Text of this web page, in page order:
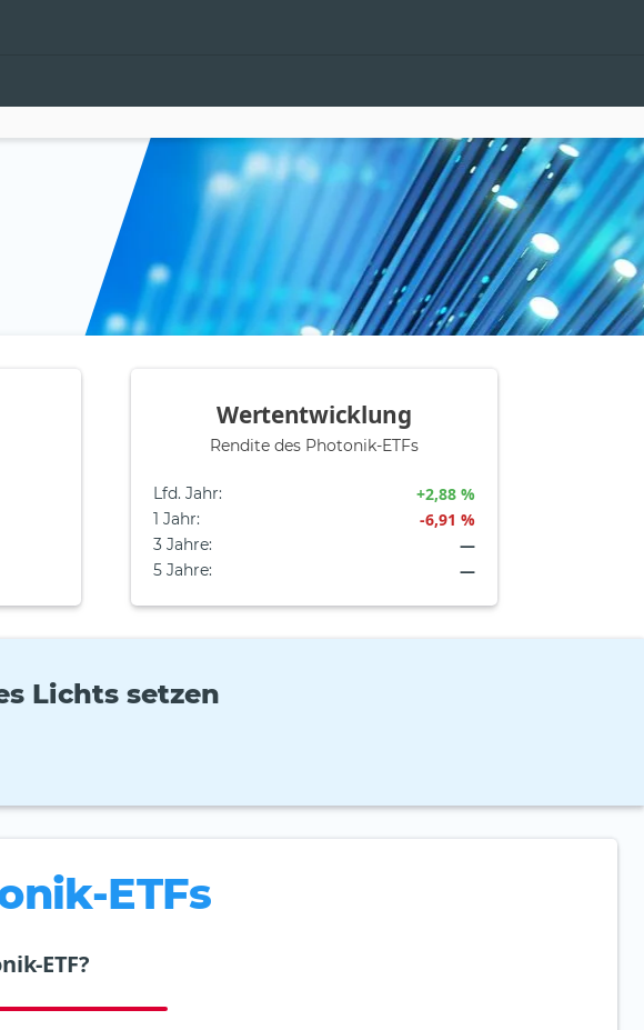
Wertentwicklung
Rendite des Photonik-ETFs
Lfd. Jahr: +2,88 %
1 Jahr: -6,91 %
3 Jahre: —
5 Jahre: —
Lichts setzen
ETFs
ETF?